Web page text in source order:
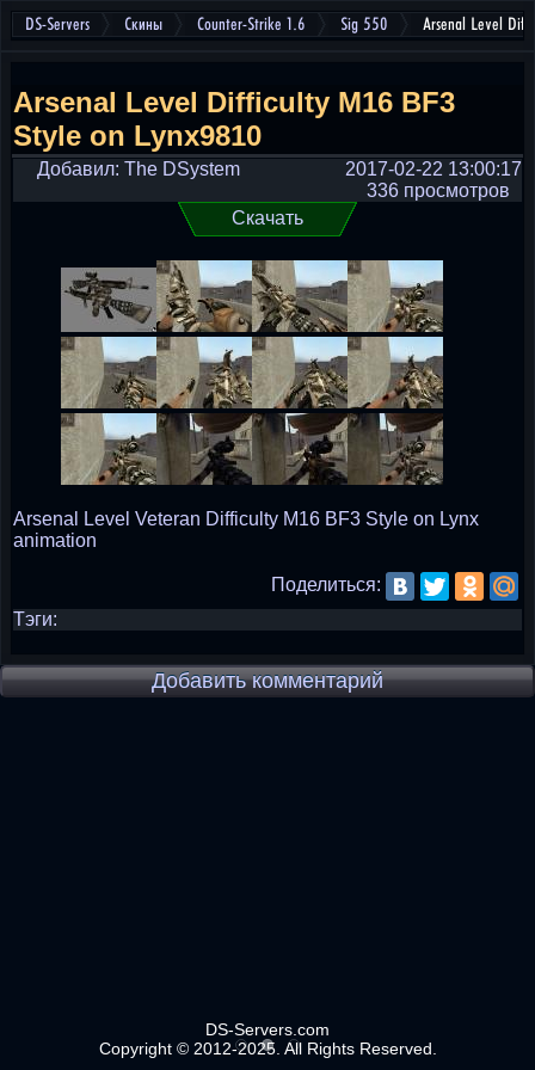
DS-Servers Скины Counter-Strike 1.6 Sig 550 Arsenal Level
Arsenal Level Difficulty M16 BF3
Style on Lynx9810
Добавил: The DSystem
2017-02-22 13:00:17
336 просмотров
Скачать
Arsenal Level Veteran Difficulty M16 BF3 Style on Lynx
animation
Поделиться:
Тэги:
Добавить комментарий
DS-Servers.com
Copyright © 2012-2025. All Rights Reserved.